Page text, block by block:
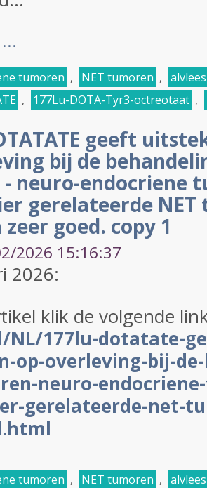
tumoren , NET tumoren ,
, 177Lu-DOTA-Tyr3-octreotaat ,
geeft
bij de
neuro-endocriene
gerelateerde
goed. copy 1
2026 15:16:37
2026:
klik de volgende
NL/177lu-dotatate-
op-overleving-bij-
neuro-
gerelateerde-net-
tumoren , NET tumoren ,